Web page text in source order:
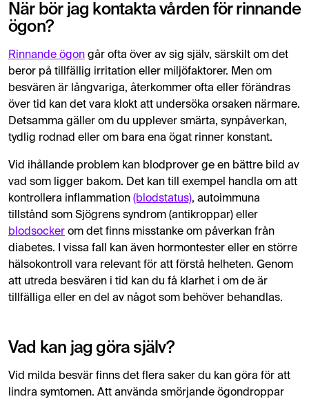
När bör jag kontakta vården för rinnande
ögon?
Rinnande ögon går ofta över av sig själv, särskilt om det
beror på tillfällig irritation eller miljöfaktorer. Men om
besvären är långvariga, återkommer ofta eller förändras
över tid kan det vara klokt att undersöka orsaken närmare.
Detsamma gäller om du upplever smärta, synpåverkan,
tydlig rodnad eller om bara ena ögat rinner konstant.
Vid ihållande problem kan blodprover ge en bättre bild av
vad som ligger bakom. Det kan till exempel handla om att
kontrollera inflammation (blodstatus), autoimmuna
tillstånd som Sjögrens syndrom (antikroppar) eller
blodsocker om det finns misstanke om påverkan från
diabetes. I vissa fall kan även hormontester eller en större
hälsokontroll vara relevant för att förstå helheten. Genom
att utreda besvären i tid kan du få klarhet i om de är
tillfälliga eller en del av något som behöver behandlas.
Vad kan jag göra själv?
Vid milda besvär finns det flera saker du kan göra för att
lindra symtomen. Att använda smörjande ögondroppar